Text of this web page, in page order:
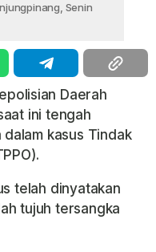
Senin
Daerah
ini tengah
kasus Tindak
telah dinyatakan
tujuh tersangka